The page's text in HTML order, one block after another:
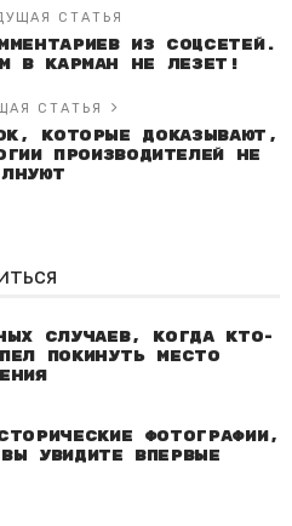
СТАТЬЯ
из соцсетей.
в карман не лезет!
СТАТЬЯ
которые доказывают,
производителей не
случаев, когда кто-
покинуть место
фотографии,
увидите впервые